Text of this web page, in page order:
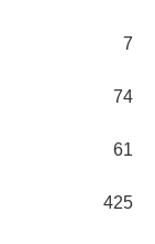
7
74
61
425